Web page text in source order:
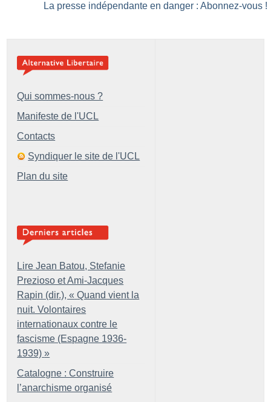
La presse indépendante en danger : Abonnez-vous !
Qui sommes-nous ?
Manifeste de l'UCL
Contacts
Syndiquer le site de l'UCL
Plan du site
Lire Jean Batou, Stefanie
Prezioso et Ami-Jacques
Rapin (dir.), « Quand vient la
nuit. Volontaires
internationaux contre le
fascisme (Espagne 1936-
1939) »
Catalogne : Construire
l’anarchisme organisé